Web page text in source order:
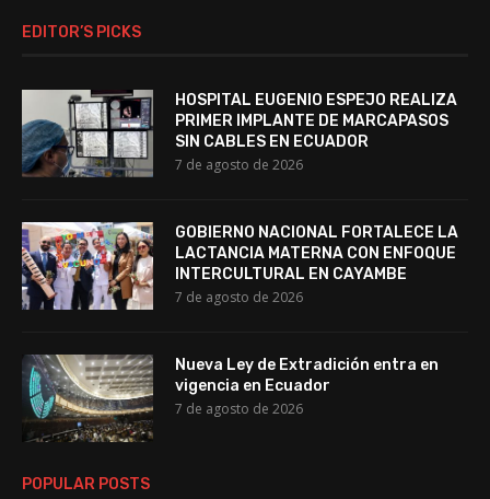
EDITOR’S PICKS
HOSPITAL EUGENIO ESPEJO REALIZA
PRIMER IMPLANTE DE MARCAPASOS
SIN CABLES EN ECUADOR
7 de agosto de 2026
GOBIERNO NACIONAL FORTALECE LA
LACTANCIA MATERNA CON ENFOQUE
INTERCULTURAL EN CAYAMBE
7 de agosto de 2026
Nueva Ley de Extradición entra en
vigencia en Ecuador
7 de agosto de 2026
POPULAR POSTS